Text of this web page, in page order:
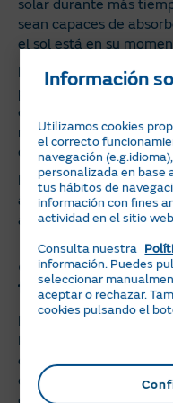
solar durante más
sean capaces de
el sol está en su
No obstante, el ángulo
puede variar en
de España, más
máxima eficacia con un
de entre 25 y 30
En cambio, las
ángulo mayor, de entre
aproximadamente.
¿Qué ocurre si
tienen la
En cualquier caso,
Para saber qué
cada caso es
determine dichos
Información
Utilizamos cookies
el correcto
navegación
personalizada en base
tus hábitos de
información con fines
actividad en el sitio
Consulta nuestra
información. Puedes
seleccionar
aceptar o rechazar.
cookies pulsando el